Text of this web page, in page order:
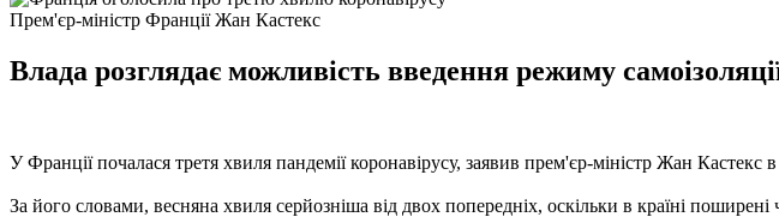
Прем'єр-міністр Франції Жан Кастекс
Влада розглядає можливість введення режиму
У Франції почалася третя хвиля пандемії коронавірусу, заявив прем'єр-міністр Жан Кастекс в
За його словами, весняна хвиля серйозніша від двох попередніх, оскільки в країні